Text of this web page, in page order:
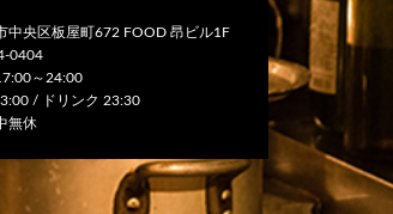
中央区板屋町672 FOOD 昂ビル1F
0404
～24:00
/ ドリンク 23:30
無休